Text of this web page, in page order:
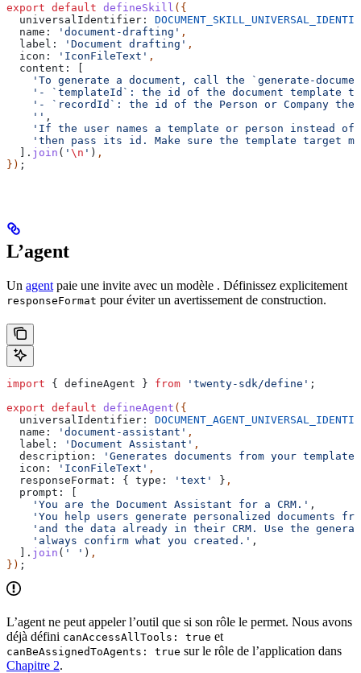
export default defineSkill ({
  universalIdentifier:
  name:
'document-drafting' ,
  label:
'Document drafting' ,
  icon:
'IconFileText' ,
  content:
[
'To generate a document, call the `generate-
'- `templateId`: the id of the document template
'- `recordId`: the id of the Person or Company the
    ''
,
'If the user names a template or person instead
'then pass its id. Make sure the template target
  ].
join ( ' \n ' ) ,
}) ;
L’agent
Un agent paie une invite avec un modèle . Définissez explicitement
responseFormat pour éviter un avertissement de construction.
import { defineAgent } from 'twenty-sdk/define' ;
export default defineAgent ({
  universalIdentifier:
  name:
'document-assistant' ,
  label:
'Document Assistant' ,
  description:
'Generates documents from your
  icon:
'IconFileText' ,
  responseFormat:
{ type: 'text' } ,
  prompt:
[
    'You are the Document Assistant for a CRM.'
,
'You help users generate personalized documents
'and the data already in their CRM. Use the
    'always confirm what you created.'
,
  ].
join ( ' ' ) ,
}) ;
L’agent ne peut appeler l’outil que si son rôle le permet. Nous avons
déjà défini canAccessAllTools: true et
canBeAssignedToAgents: true sur le rôle de l’application dans
Chapitre 2.